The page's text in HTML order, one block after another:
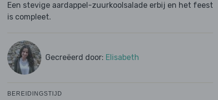
Een stevige aardappel-zuurkoolsalade erbij en het feest
is compleet.
Gecreëerd door: Elisabeth
BEREIDINGSTIJD